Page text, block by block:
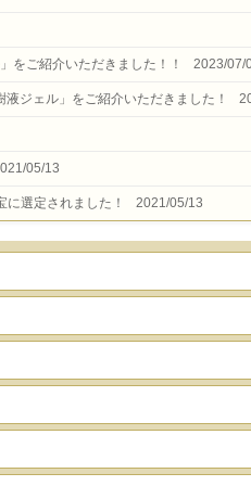
をご紹介いただきました！！ 2023/07/
ジェル」をご紹介いただきました！
05/13
選定されました！ 2021/05/13